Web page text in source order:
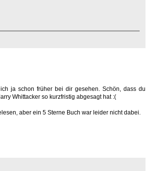
ja schon früher bei dir gesehen. Schön, dass du
Whittacker so kurzfristig abgesagt hat :(
aber ein 5 Sterne Buch war leider nicht dabei.